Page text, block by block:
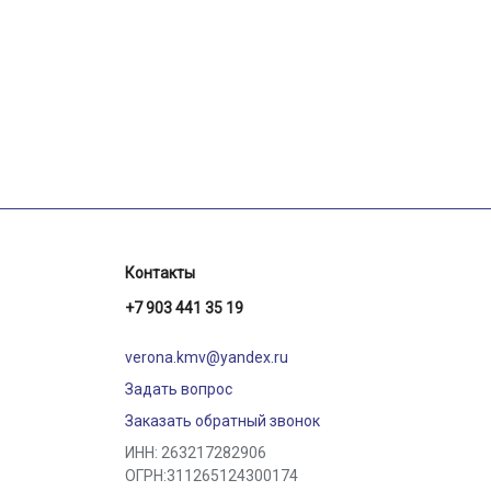
Контакты
+7 903 441 35 19
verona.kmv@yandex.ru
Задать вопрос
Заказать обратный звонок
ИНН: 263217282906
ОГРН:311265124300174